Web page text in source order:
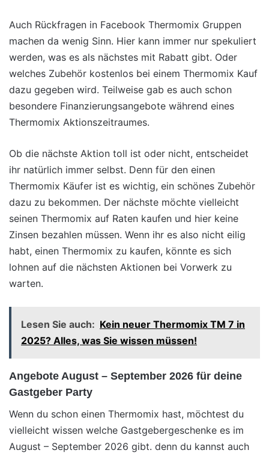
Auch Rückfragen in Facebook Thermomix Gruppen
machen da wenig Sinn. Hier kann immer nur spekuliert
werden, was es als nächstes mit Rabatt gibt. Oder
welches Zubehör kostenlos bei einem Thermomix Kauf
dazu gegeben wird. Teilweise gab es auch schon
besondere Finanzierungsangebote während eines
Thermomix Aktionszeitraumes.
Ob die nächste Aktion toll ist oder nicht, entscheidet
ihr natürlich immer selbst. Denn für den einen
Thermomix Käufer ist es wichtig, ein schönes Zubehör
dazu zu bekommen. Der nächste möchte vielleicht
seinen Thermomix auf Raten kaufen und hier keine
Zinsen bezahlen müssen. Wenn ihr es also nicht eilig
habt, einen Thermomix zu kaufen, könnte es sich
lohnen auf die nächsten Aktionen bei Vorwerk zu
warten.
Lesen Sie auch: Kein neuer Thermomix TM 7 in
2025? Alles, was Sie wissen müssen!
Angebote August – September 2026 für deine
Gastgeber Party
Wenn du schon einen Thermomix hast, möchtest du
vielleicht wissen welche Gastgebergeschenke es im
August – September 2026 gibt. denn du kannst auch